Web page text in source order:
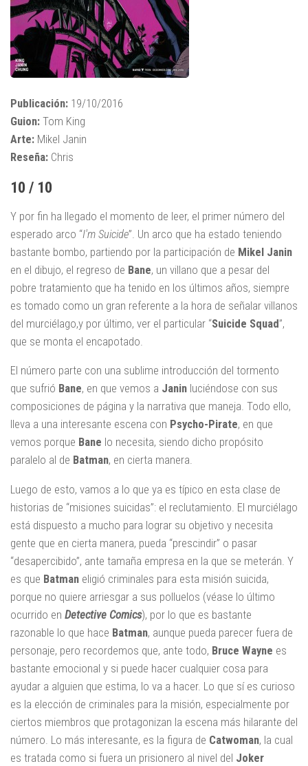
Publicación: 19/10/2016
Guion: Tom King
Arte: Mikel Janin
Reseña: Chris
10 / 10
Y por fin ha llegado el momento de leer, el primer número del
esperado arco “I'm Suicide”. Un arco que ha estado teniendo
bastante bombo, partiendo por la participación de Mikel Janin
en el dibujo, el regreso de Bane, un villano que a pesar del
pobre tratamiento que ha tenido en los últimos años, siempre
es tomado como un gran referente a la hora de señalar villanos
del murciélago,y por último, ver el particular “Suicide Squad”,
que se monta el encapotado.
El número parte con una sublime introducción del tormento
que sufrió Bane, en que vemos a Janin luciéndose con sus
composiciones de página y la narrativa que maneja. Todo ello,
lleva a una interesante escena con Psycho-Pirate, en que
vemos porque Bane lo necesita, siendo dicho propósito
paralelo al de Batman, en cierta manera.
Luego de esto, vamos a lo que ya es típico en esta clase de
historias de “misiones suicidas”: el reclutamiento. El murciélago
está dispuesto a mucho para lograr su objetivo y necesita
gente que en cierta manera, pueda “prescindir” o pasar
“desapercibido”, ante tamaña empresa en la que se meterán. Y
es que Batman eligió criminales para esta misión suicida,
porque no quiere arriesgar a sus polluelos (véase lo último
ocurrido en Detective Comics), por lo que es bastante
razonable lo que hace Batman, aunque pueda parecer fuera de
personaje, pero recordemos que, ante todo, Bruce Wayne es
bastante emocional y si puede hacer cualquier cosa para
ayudar a alguien que estima, lo va a hacer. Lo que sí es curioso
es la elección de criminales para la misión, especialmente por
ciertos miembros que protagonizan la escena más hilarante del
número. Lo más interesante, es la figura de Catwoman, la cual
es tratada como si fuera un prisionero al nivel del Joker